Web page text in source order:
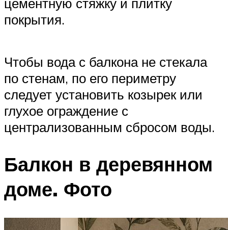
покрытия.
Чтобы вода с балкона не стекала
по стенам, по его периметру
следует установить козырек или
глухое ограждение с
централизованным сбросом воды.
Балкон в деревянном
доме. Фото